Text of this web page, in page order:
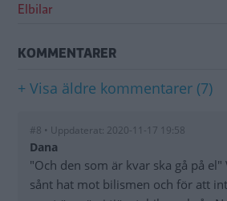
Elbilar
KOMMENTARER
+ Visa äldre kommentarer (7)
#8 • Uppdaterat: 2020-11-17 19:58
Dana
"Och den som är kvar ska gå på
sånt hat mot bilismen och för att